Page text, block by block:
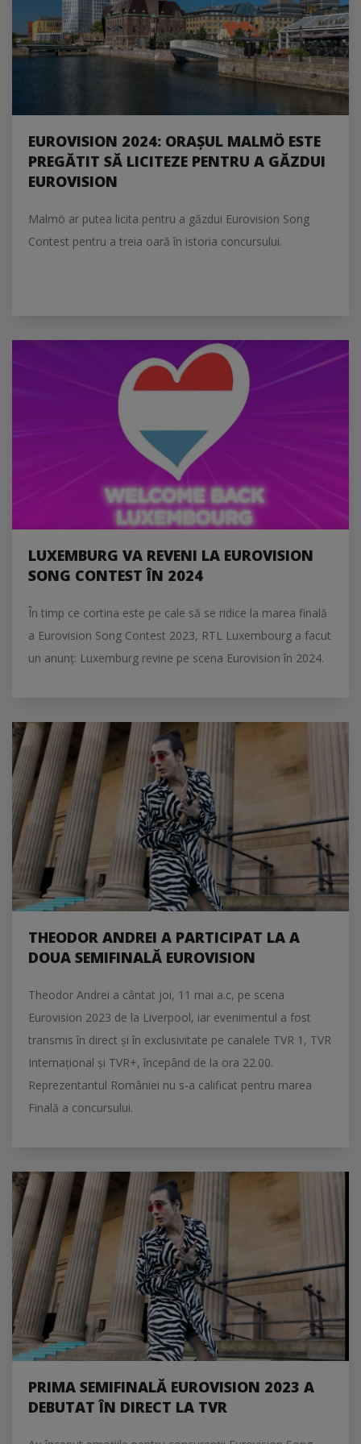
EUROVISION 2024: ORAȘUL MALMÖ ESTE
PREGĂTIT SĂ LICITEZE PENTRU A GĂZDUI
EUROVISION
Malmö ar putea licita pentru a găzdui Eurovision Song
Contest pentru a treia oară în istoria concursului.
LUXEMBURG VA REVENI LA EUROVISION
SONG CONTEST ÎN 2024
În timp ce cortina este pe cale să se ridice la marea finală
a Eurovision Song Contest 2023, RTL Luxembourg a facut
un anunț: Luxemburg revine pe scena Eurovision în 2024.
THEODOR ANDREI A PARTICIPAT LA A
DOUA SEMIFINALĂ EUROVISION
Theodor Andrei a cântat joi, 11 mai a.c, pe scena
Eurovision 2023 de la Liverpool, iar evenimentul a fost
transmis în direct şi în exclusivitate pe canalele TVR 1, TVR
Internaţional şi TVR+, începând de la ora 22.00.
Reprezentantul României nu s-a calificat pentru marea
Finală a concursului.
PRIMA SEMIFINALĂ EUROVISION 2023 A
DEBUTAT ÎN DIRECT LA TVR